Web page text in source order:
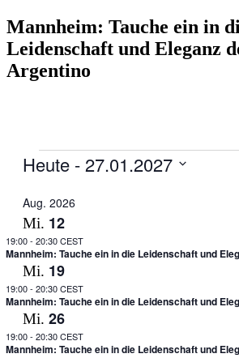
Mannheim: Tauche ein in
Leidenschaft und Eleganz
Argentino
Veranstaltungen
Heute - 27.01.2027
auswählen.
Aug. 2026
Mi. 12
19:00- 20:30 CEST
Mannheim: Tauche ein in die Leidenschaft und
Mi. 19
19:00- 20:30 CEST
Mannheim: Tauche ein in die Leidenschaft und
Mi. 26
19:00- 20:30 CEST
Mannheim: Tauche ein in die Leidenschaft und